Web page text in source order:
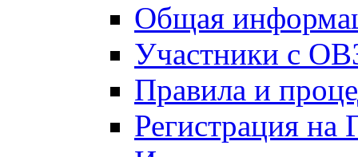
Общая
Участники с
Правила и
Регистрация